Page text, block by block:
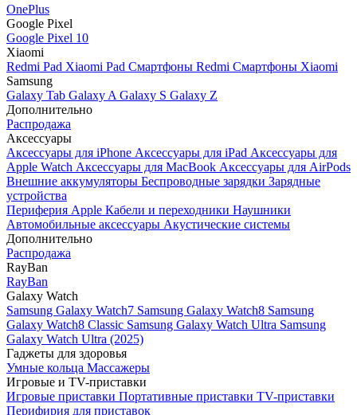
OnePlus
Google Pixel
Google Pixel 10
Xiaomi
Redmi Pad Xiaomi Pad Смартфоны Redmi Смартфоны Xiaomi
Samsung
Galaxy Tab Galaxy A Galaxy S Galaxy Z
Дополнительно
Распродажа
Аксессуары
Аксессуары для iPhone Аксессуары для iPad Аксессуары для
Apple Watch Аксессуары для MacBook Аксессуары для AirPods
Внешние аккумуляторы Беспроводные зарядки Зарядные
устройства
Периферия Apple Кабели и переходники Наушники
Автомобильные аксессуары Акустические системы
Дополнительно
Распродажа
RayBan
RayBan
Galaxy Watch
Samsung Galaxy Watch7 Samsung Galaxy Watch8 Samsung
Galaxy Watch8 Classic Samsung Galaxy Watch Ultra Samsung
Galaxy Watch Ultra (2025)
Гаджеты для здоровья
Умные кольца Массажеры
Игровые и TV-приставки
Игровые приставки Портативные приставки TV-приставки
Перифирия для приставок